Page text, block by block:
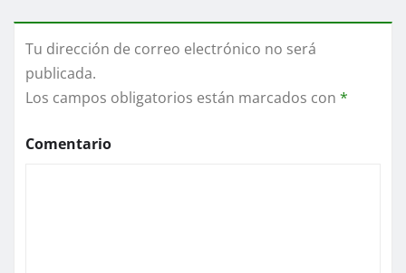
Tu dirección de correo electrónico no será
publicada.
Los campos obligatorios están marcados con *
Comentario